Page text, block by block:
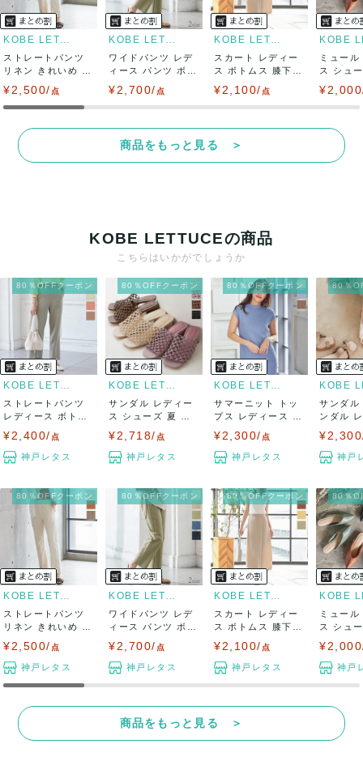
KOBE LETTUCE
ストレートパンツ
リネン きれいめ レ
¥2,500/ 点
KOBE LETTUCE
ワイドパンツ レデ
ィース パンツ ボト
¥2,700/ 点
KOBE LETTUCE
スカート レディー
ス ボトムス 膝下
¥2,100/ 点
ミュー
ス シュ
商品をもっと見る ＞
KOBE LETTUCEの商品
こちらはいかがでしょうか
80％OFFクーポン
KOBE LETTUCE
ストレートパンツ
レディース ボトム
¥2,400/ 点
神戸レタス
80％OFFクーポン
KOBE LETTUCE
サンダル レディー
ス シューズ 夏 メ
¥2,718/ 点
神戸レタス
80％OFFクーポン
KOBE LETTUCE
サマーニット トッ
プス レディース 夏
¥2,300/ 点
神戸レタス
80％
サンダル
ンダル
神戸
80％OFFクーポン
ストレートパンツ
リネン きれいめ レ
¥2,500/ 点
神戸レタス
80％OFFクーポン
ワイドパンツ レデ
ィース パンツ ボト
¥2,700/ 点
神戸レタス
80％OFFクーポン
スカート レディー
ス ボトムス 膝下
¥2,100/ 点
神戸レタス
80％
ミュー
ス シュ
神戸
商品をもっと見る ＞